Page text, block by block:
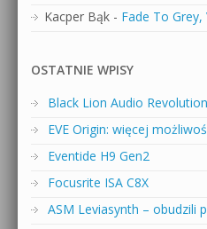
Kacper Bąk - Fade To
OSTATNIE WPISY
Black Lion Audio
EVE Origin: więcej
Eventide H9 Gen2
Focusrite ISA C8X
ASM Leviasynth – obudzili